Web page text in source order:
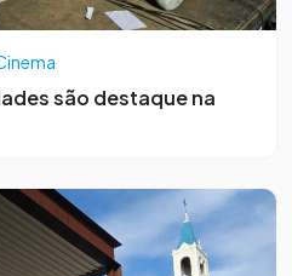
são destaque na